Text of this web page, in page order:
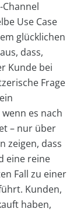
Use Case
glücklichen
dass,
Kunde bei
Frage
es nach
– nur über
zeigen, dass
eine reine
Fall zu einer
Kunden,
haben,